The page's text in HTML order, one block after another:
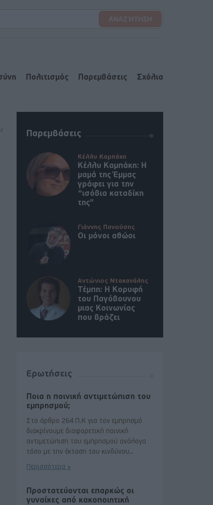
Πολιτισμός Παρεμβάσεις Σχόλια
Παρεμβάσεις
Κέλλυ Καμπάκη
Κέλλυ Καμπάκη: Η
μαμά της Έμμας
γράφει για την
“ισόβια καταδίκη
της”
Γιάννης Πανούσης
Οι μόνοι αθώοι
Αντώνιος Ντακανάλης
Τέμπη: Η Κορυφή
του Παγόβουνου
μιας Κοινωνίας
που βράζει
Ερωτήσεις
Ποια η ποινική αντιμετώπιση του
εμπρησμού;
Στο άρθρο 264 Π.Κ για τον εμπρησμό
διακρίνουμε διαφορετική ποινική
αντιμετώπιση του εμπρησμού ανάλογα
τόσο με την έκταση του κινδύνου..
Περισσότερα »
Προστατεύονται επαρκώς οι
γυναίκες από κακοποιητική